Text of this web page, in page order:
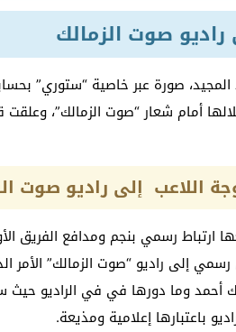
صوت الزمالك
صورة عبر خاصية “ستوري”
أمام شعار “صوت الزمالك”، وعلقت
اللاعب إلى راديو صوت
ارتباط رسمي بنجم ومدافع الفريق
بشكل رسمي إلى راديو “صوت الزمالك”
أحمد وما دورها في في الراديو
باعتبارها إعلامية ومذيعة.